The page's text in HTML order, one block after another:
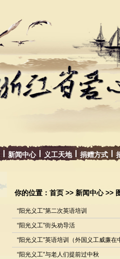
新闻中心 义工天地 捐赠方式
你的位置： 首页 >> 新闻中心>>
“阳光义工”第二次英语培训
“阳光义工”街头劝导活
“阳光义工”英语培训（外国义工威廉在
“阳光义工”与老人们提前过中秋